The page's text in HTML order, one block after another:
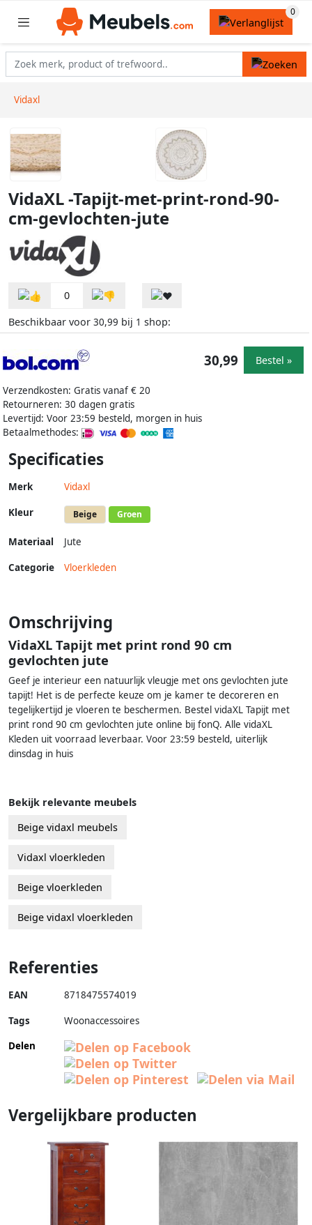
Vidaxl
VidaXL -Tapijt-met-print-rond-90-
cm-gevlochten-jute
0
Beschikbaar voor 30,99 bij 1 shop:
Verzendkosten: Gratis vanaf € 20
Retourneren: 30 dagen gratis
Levertijd: Voor 23:59 besteld, morgen in huis
Betaalmethodes:
30,99 Bestel »
Specificaties
Merk Vidaxl
Kleur Beige Groen
Materiaal Jute
Categorie Vloerkleden
Omschrijving
VidaXL Tapijt met print rond 90 cm
gevlochten jute
Geef je interieur een natuurlijk vleugje met ons gevlochten jute
tapijt! Het is de perfecte keuze om je kamer te decoreren en
tegelijkertijd je vloeren te beschermen. Bestel vidaXL Tapijt met
print rond 90 cm gevlochten jute online bij fonQ. Alle vidaXL
Kleden uit voorraad leverbaar. Voor 23:59 besteld, uiterlijk
dinsdag in huis
Bekijk relevante meubels
Beige vidaxl meubels
Vidaxl vloerkleden
Beige vloerkleden
Beige vidaxl vloerkleden
Referenties
EAN 8718475574019
Tags
Woonaccessoires
Delen
Vergelijkbare producten